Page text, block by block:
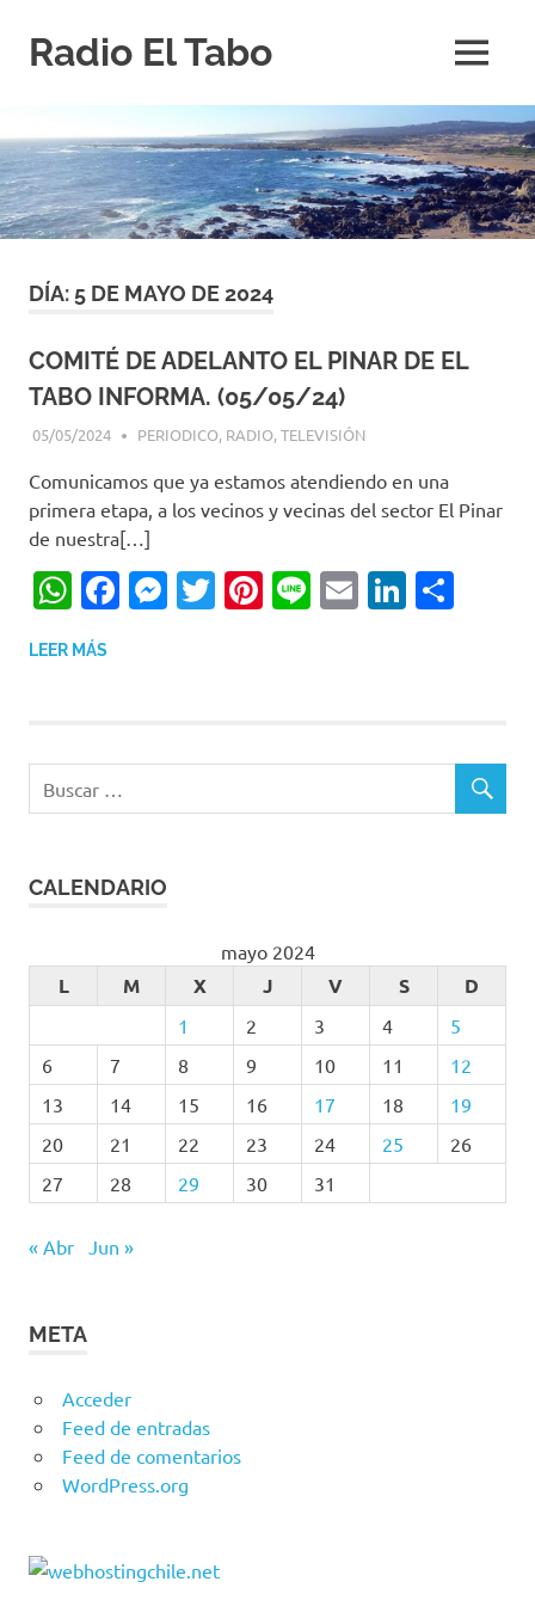
contenido
Radio El Tabo
Tabo
MENÚ
DÍA: 5 DE MAYO DE 2024
COMITÉ DE ADELANTO EL PINAR DE EL
TABO INFORMA. (05/05/24)
05/05/2024 EDITOR-RET
PERIODICO, RADIO,TELEVISIÓN
Comunicamos que ya estamos atendiendo en una
primera etapa, a los vecinos y vecinas del sector El Pinar
de nuestra[…]
WhatsApp
Facebook
Messenger
Twitter
Pinterest
LineEmail
LEER MÁS
CALENDARIO
mayo 2024
L M X J V S D
1 2 3 4
5
6
7 8 9 10 11
12
13
14 15 16 17 18
19
20
21 22 23 24 25
26
27
28 29 30 31
« Abr Jun »
META
Acceder
Feed de entradas
Feed de comentarios
WordPress.org